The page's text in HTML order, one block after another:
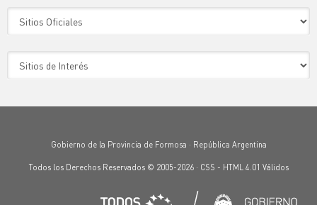
Gobierno de la Provincia de Formosa · República Argentina
Todos los Derechos Reservados © 2005-2026 · CSS - HTML 4.01 Válidos